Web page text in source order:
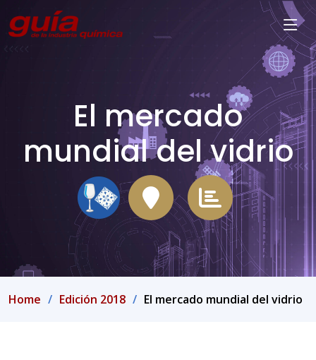
El mercado
mundial del vidrio
Home Edición 2018 El mercado mundial del vidrio